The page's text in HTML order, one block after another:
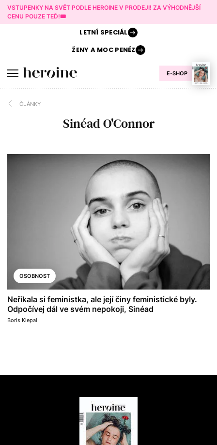
VSTUPENKY NA SVĚT PODLE HEROINE V PRODEJI! ZA VÝHODNĚJŠÍ
CENU POUZE TEĎ!🎟️
E-SHOP
LETNÍ SPECIÁL
ŽENY AMOC PENĚZ
ČLÁNKY
Sinéad O'Connor
OSOBNOST
Neříkala si feministka, ale její činy feministické byly.
Odpočívej dál ve svém nepokoji, Sinéad
Boris Klepal